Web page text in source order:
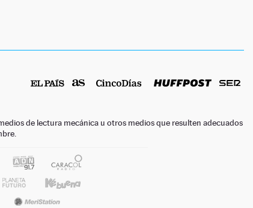
de lectura mecánica u otros medios que resulten adecuados